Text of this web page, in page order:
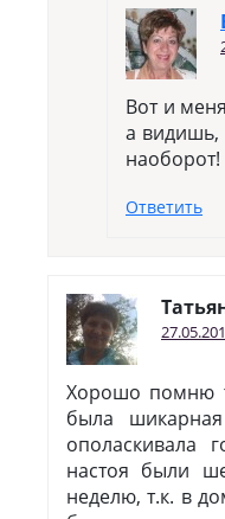
Вот и
а видишь,
наоборот!
Ответить
Хорошо помню
была
ополаскивала
настоя были
неделю, т.к. в